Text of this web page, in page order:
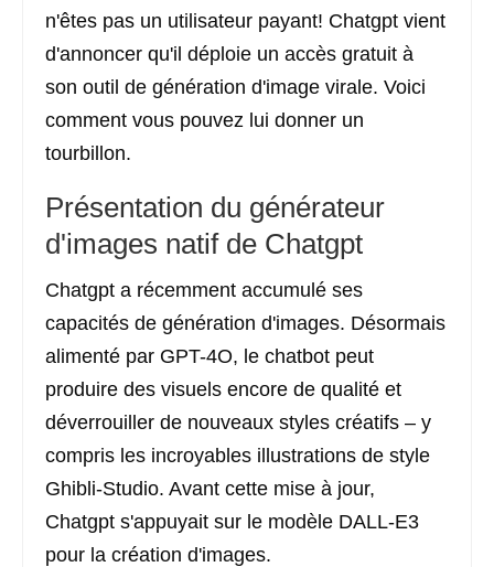
n'êtes pas un utilisateur payant! Chatgpt vient
d'annoncer qu'il déploie un accès gratuit à
son outil de génération d'image virale. Voici
comment vous pouvez lui donner un
tourbillon.
Présentation du générateur
d'images natif de Chatgpt
Chatgpt a récemment accumulé ses
capacités de génération d'images. Désormais
alimenté par GPT-4O, le chatbot peut
produire des visuels encore de qualité et
déverrouiller de nouveaux styles créatifs – y
compris les incroyables illustrations de style
Ghibli-Studio. Avant cette mise à jour,
Chatgpt s'appuyait sur le modèle DALL-E3
pour la création d'images.